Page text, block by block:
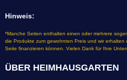
Hinweis:
*Manche Seiten enthalten einen oder mehrere
die Produkte zum gewohnten Preis und wir erhalten
Seite finanzieren können. Vielen Dank für Ihre
ÜBER HEIMHAUSGARTEN